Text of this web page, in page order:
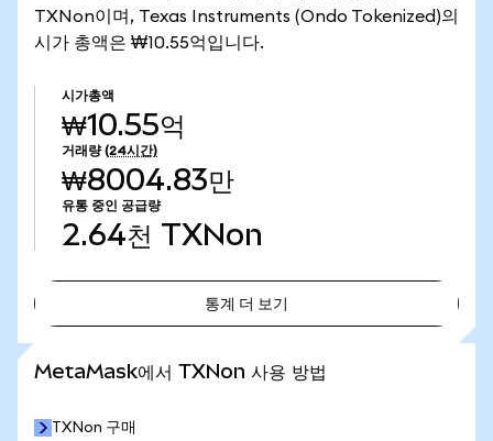
TXNon이며, Texas Instruments (Ondo Tokenized)의
시가 총액은 ₩10.55억입니다.
시가총액
₩10.55억
거래량 (24시간)
₩8004.83만
유통 중인 공급량
2.64천 TXNon
통계 더 보기
MetaMask에서 TXNon 사용 방법
TXNon 구매